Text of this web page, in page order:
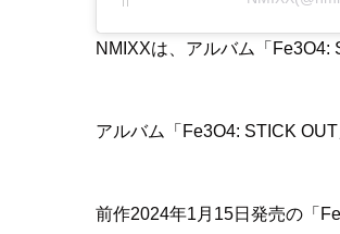
NMIXXは、アルバム「Fe3O4:
アルバム「Fe3O4: STICK OUT
前作2024年1月15日発売の「